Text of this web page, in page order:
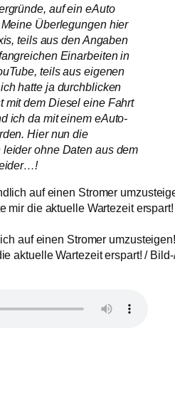
auf ein eAuto
Überlegungen hier
teils aus den Angaben
Einarbeiten in
teils aus eigenen
hatte ja durchblicken
mit dem Diesel eine Fahrt
ich da mit einem eAuto-
Hier nun die
ohne Daten aus dem
auf einen Stromer
aktuelle Wartezeit erspart! /